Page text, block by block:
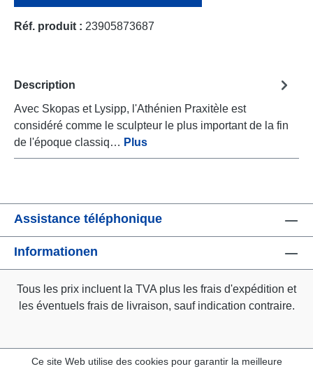
Réf. produit : 23905873687
Description
Avec Skopas et Lysipp, l'Athénien Praxitèle est
considéré comme le sculpteur le plus important de la fin
de l'époque classiq… Plus
Assistance téléphonique
Informationen
Tous les prix incluent la TVA plus les frais d'expédition et
les éventuels frais de livraison, sauf indication contraire.
Ce site Web utilise des cookies pour garantir la meilleure